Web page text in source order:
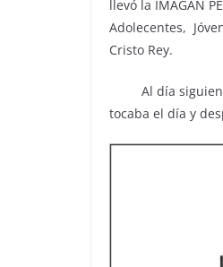
llevó la IMAGAN
Adolecentes,
Cristo Rey.
Al día siguiente
tocaba el día y